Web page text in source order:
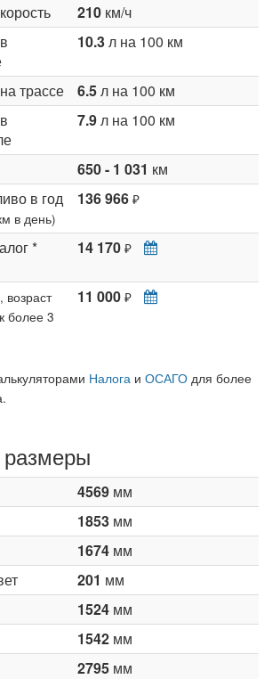
210 км/ч
10.3л на 100 км
трассе 6.5л на 100 км
7.9л на 100 км
650 - 1 031 км
в год
в день)
136 966 ₽
* 14 170 ₽
возраст
более 3
11 000 ₽
Налога и ОСАГО для более
4569 мм
1853 мм
1674 мм
201 мм
1524 мм
1542 мм
2795 мм